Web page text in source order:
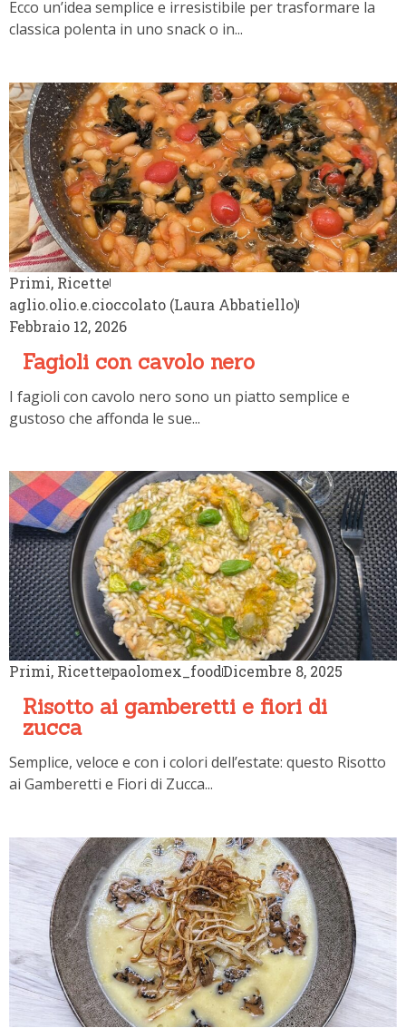
Ecco un’idea semplice e irresistibile per trasformare la
classica polenta in uno snack o in...
Primi, Ricette
aglio.olio.e.cioccolato (Laura Abbatiello)
Febbraio 12, 2026
Fagioli con cavolo nero
I fagioli con cavolo nero sono un piatto semplice e
gustoso che affonda le sue...
Primi, Ricettepaolomex_foodDicembre 8, 2025
Risotto ai gamberetti e fiori di
zucca
Semplice, veloce e con i colori dell’estate: questo Risotto
ai Gamberetti e Fiori di Zucca...